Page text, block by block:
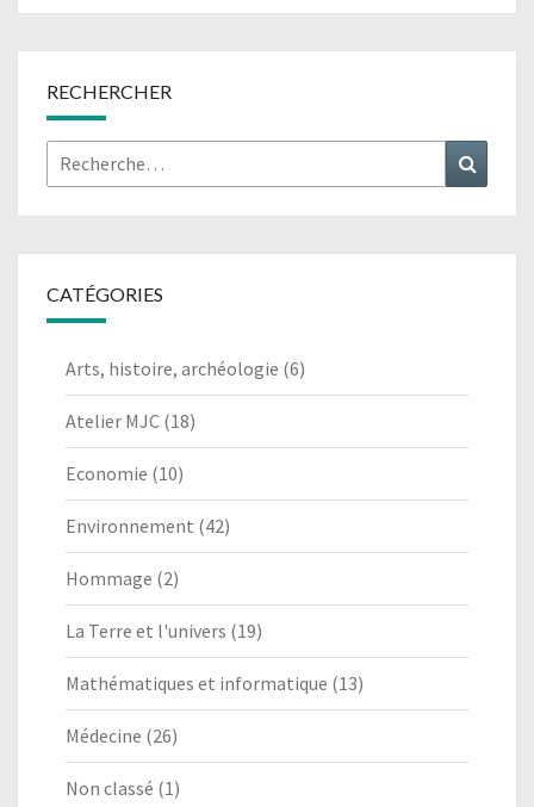
RECHERCHER
Rechercher :
CATÉGORIES
Arts, histoire, archéologie (6)
Atelier MJC (18)
Economie (10)
Environnement (42)
Hommage (2)
La Terre et l'univers (19)
Mathématiques et informatique (13)
Médecine (26)
Non classé (1)